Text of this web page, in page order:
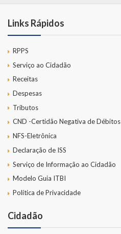
Links Rápidos
RPPS
Serviço ao Cidadão
Receitas
Despesas
Tributos
CND -Certidão Negativa de Débitos
NFS-Eletrônica
Declaração de ISS
Serviço de Informação ao Cidadão
Modelo Guia ITBI
Política de Privacidade
Cidadão